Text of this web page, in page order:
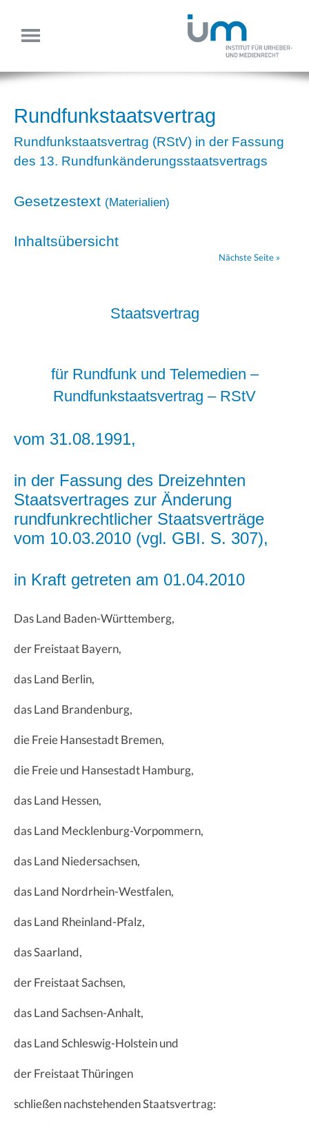
Rundfunkstaatsvertrag
Rundfunkstaatsvertrag (RStV) in der Fassung
des 13. Rundfunkänderungsstaatsvertrags
Gesetzestext (Materialien)
Inhaltsübersicht
Nächste Seite »
Staatsvertrag
für Rundfunk und Telemedien –
Rundfunkstaatsvertrag – RStV
vom 31.08.1991,
in der Fassung des Dreizehnten
Staatsvertrages zur Änderung
rundfunkrechtlicher Staatsverträge
vom 10.03.2010 (vgl. GBI. S. 307),
in Kraft getreten am 01.04.2010
Das Land Baden-Württemberg,
der Freistaat Bayern,
das Land Berlin,
das Land Brandenburg,
die Freie Hansestadt Bremen,
die Freie und Hansestadt Hamburg,
das Land Hessen,
das Land Mecklenburg-Vorpommern,
das Land Niedersachsen,
das Land Nordrhein-Westfalen,
das Land Rheinland-Pfalz,
das Saarland,
der Freistaat Sachsen,
das Land Sachsen-Anhalt,
das Land Schleswig-Holstein und
der Freistaat Thüringen
schließen nachstehenden Staatsvertrag: